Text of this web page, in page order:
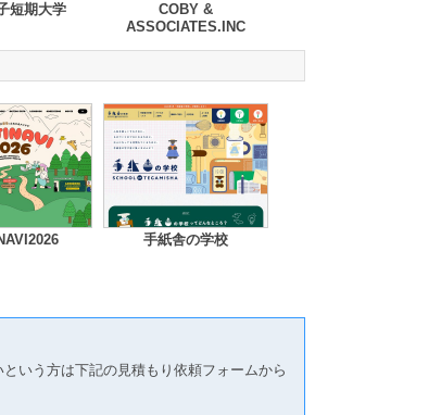
短期大学
COBY &
ASSOCIATES.INC
手紙舎の学校
いう方は下記の見積もり依頼フォームから